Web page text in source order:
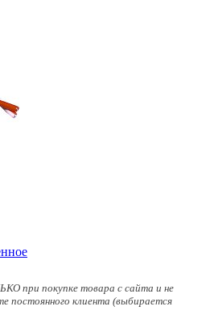
при покупке товара с сайта и не
постоянного клиента (выбирается